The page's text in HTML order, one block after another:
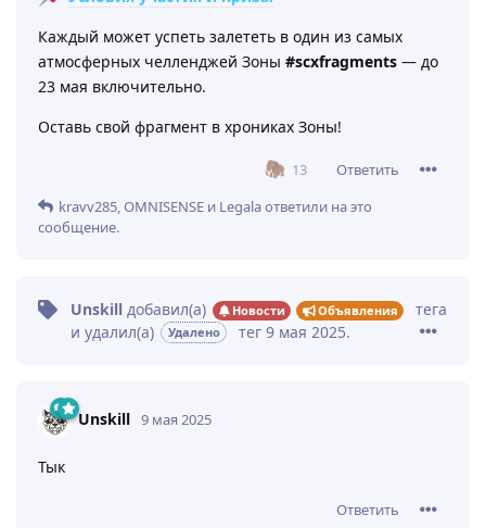
Каждый может успеть залететь в один из самых
атмосферных челленджей Зоны #scxfragments — до
23 мая включительно.
Оставь свой фрагмент в хрониках Зоны!
13
Ответить
kravv285,OMNISENSE и Legalaответили на это
сообщение.
Unskill добавил(а) Новости Объявления
тега
и удалил(а)
Удалено тег 9 мая 2025.
Unskill 9 мая 2025
Тык
Ответить